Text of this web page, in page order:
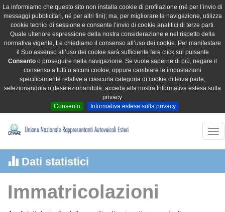
La informiamo che questo sito non installa cookie di profilazione (né per l’invio di
messaggi pubblicitari, né per altri fini); ma, per migliorare la navigazione, utilizza
cookie tecnici di sessione e consente l’invio di cookie analitici di terze parti.
Quale ulteriore espressione della nostra considerazione e nel rispetto della
normativa vigente, Le chiediamo il consenso all’uso dei cookie. Per manifestare
il Suo assenso all’uso dei cookie sarà sufficiente fare click sul pulsante
Consento o proseguire nella navigazione. Se vuole saperne di più, negare il
consenso a tutti o alcuni cookie, oppure cambiare le impostazioni
specificamente relative a ciascuna categoria di cookie di terza parte,
selezionandola o deselezionandola, acceda alla nostra Informativa estesa sulla
privacy.
Consento
Informativa estesa sulla privacy
Dati statistici
Immatricolazioni